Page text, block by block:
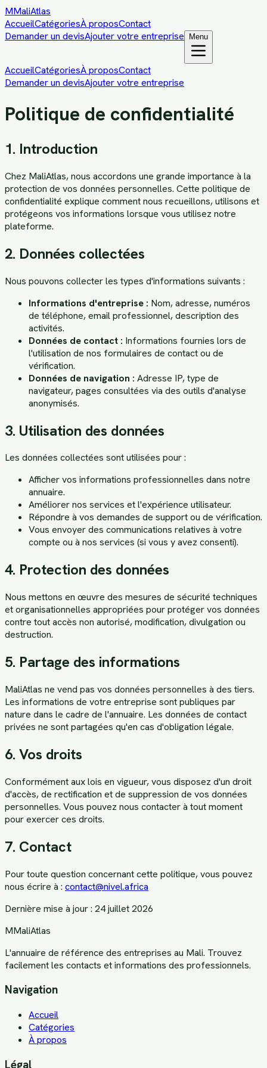
MMaliAtlas
AccueilCatégoriesÀ proposContact
Demander un devisAjouter votre entreprise Menu
AccueilCatégoriesÀ proposContact
Demander un devisAjouter votre entreprise
Politique de confidentialité
1. Introduction
Chez MaliAtlas, nous accordons une grande importance à la
protection de vos données personnelles. Cette politique de
confidentialité explique comment nous recueillons, utilisons et
protégeons vos informations lorsque vous utilisez notre
plateforme.
2. Données collectées
Nous pouvons collecter les types d'informations suivants :
Informations d'entreprise : Nom, adresse, numéros
de téléphone, email professionnel, description des
activités.
Données de contact : Informations fournies lors de
l'utilisation de nos formulaires de contact ou de
vérification.
Données de navigation : Adresse IP, type de
navigateur, pages consultées via des outils d'analyse
anonymisés.
3. Utilisation des données
Les données collectées sont utilisées pour :
Afficher vos informations professionnelles dans notre
annuaire.
Améliorer nos services et l'expérience utilisateur.
Répondre à vos demandes de support ou de vérification.
Vous envoyer des communications relatives à votre
compte ou à nos services (si vous y avez consenti).
4. Protection des données
Nous mettons en œuvre des mesures de sécurité techniques
et organisationnelles appropriées pour protéger vos données
contre tout accès non autorisé, modification, divulgation ou
destruction.
5. Partage des informations
MaliAtlas ne vend pas vos données personnelles à des tiers.
Les informations de votre entreprise sont publiques par
nature dans le cadre de l'annuaire. Les données de contact
privées ne sont partagées qu'en cas d'obligation légale.
6. Vos droits
Conformément aux lois en vigueur, vous disposez d'un droit
d'accès, de rectification et de suppression de vos données
personnelles. Vous pouvez nous contacter à tout moment
pour exercer ces droits.
7. Contact
Pour toute question concernant cette politique, vous pouvez
nous écrire à : contact@nivel.africa
Dernière mise à jour : 24 juillet 2026
MMaliAtlas
L'annuaire de référence des entreprises au Mali. Trouvez
facilement les contacts et informations des professionnels.
Navigation
Accueil
Catégories
À propos
Légal